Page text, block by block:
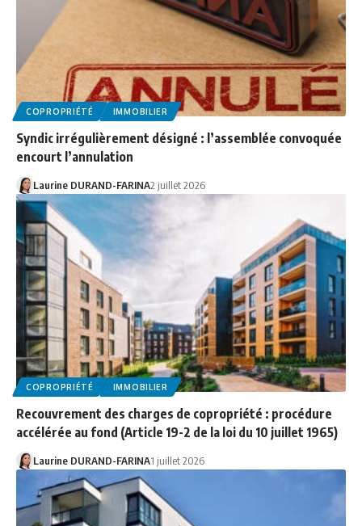
COPROPRIÉTÉ IMMOBILIER
Syndic irrégulièrement désigné : l’assemblée convoquée
encourt l’annulation
Laurine DURAND-FARINA2 juillet 2026
COPROPRIÉTÉ IMMOBILIER
Recouvrement des charges de copropriété : procédure
accélérée au fond (Article 19-2 de la loi du 10 juillet 1965)
Laurine DURAND-FARINA1 juillet 2026